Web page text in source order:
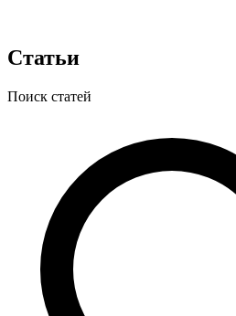
Статьи
Поиск статей